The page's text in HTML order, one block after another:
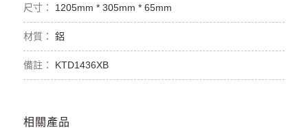
1205mm * 305mm * 65mm
鋁
KTD1436XB
相關產品